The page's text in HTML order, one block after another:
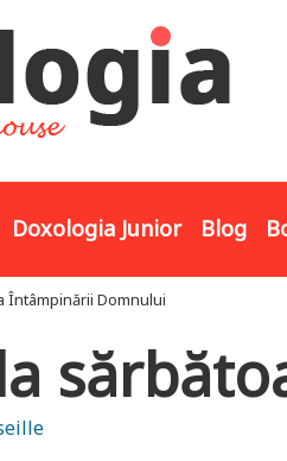
Doxologia Junior Blog
Întâmpinării Domnului